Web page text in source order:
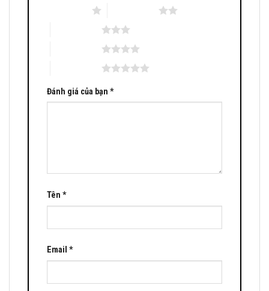
Đánh giá của bạn *
Tên *
Email *